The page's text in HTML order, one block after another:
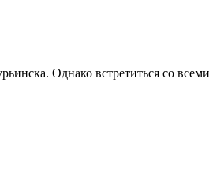
Однако встретиться со